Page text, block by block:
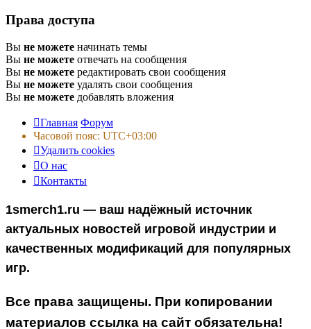
Права доступа
Вы не можете начинать темы
Вы не можете отвечать на сообщения
Вы не можете редактировать свои сообщения
Вы не можете удалять свои сообщения
Вы не можете добавлять вложения
Главная Форум
Часовой пояс: UTC+03:00
Удалить cookies
О нас
Контакты
1smerch1.ru — ваш надёжный источник
актуальных новостей игровой индустрии и
качественных модификаций для популярных
игр.
Все права защищены. При копировании
материалов ссылка на сайт обязательна!